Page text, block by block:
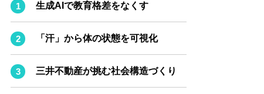
生成AIで教育格差をなくす
「汗」から体の状態を可視化
三井不動産が挑む社会構造づくり
AI JOURNAL
LIFE ENDING JOURNAL
REAL ESTATE BROKERAGE JOURNAL
SMART MARKETING JOURNAL